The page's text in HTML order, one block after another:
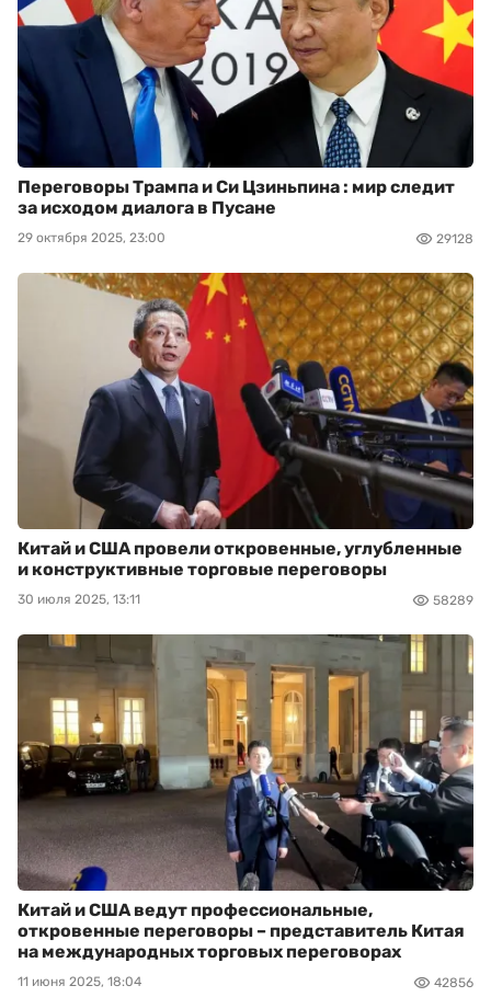
Переговоры Трампа и Си Цзиньпина : мир следит
за исходом диалога в Пусане
29 октября 2025, 23:00 29128
Китай и США провели откровенные, углубленные
и конструктивные торговые переговоры
30 июля 2025, 13:11 58289
Китай и США ведут профессиональные,
откровенные переговоры – представитель Китая
на международных торговых переговорах
11 июня 2025, 18:04 42856